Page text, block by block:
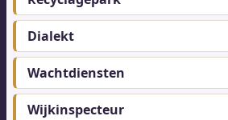
Dialekt
Wachtdiensten
Wijkinspecteur